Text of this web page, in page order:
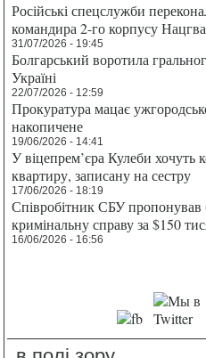
Російські спецслужби
командира 2-го корпусу
31/07/2026 - 19:45
Болгарський воротила
Україні
22/07/2026 - 12:59
Прокуратура мацає
накопичене
19/06/2026 - 14:41
У віцепрем’єра Кулеби хочуть
квартиру, записану на сестру
17/06/2026 - 18:19
Співробітник СБУ пропонував
кримінальну справу за $150
16/06/2026 - 16:56